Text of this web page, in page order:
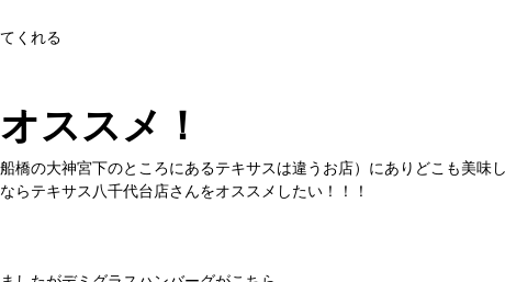
くれる
ススメ！
の大神宮下のところにあるテキサスは違うお店）にありどこも美味
らテキサス八千代台店さんをオススメしたい！！！